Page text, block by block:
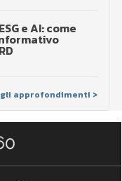
e AI: come
approfondimenti >